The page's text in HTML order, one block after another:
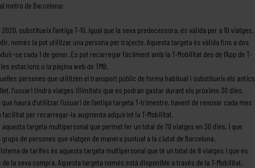
metro de Barcelona:
substitueix l’antiga T-10. Igual que la seva predecessora, és vàlida per a 10 viatges.
només la pot utilitzar una persona per trajecte. Aquesta targeta és vàlida fins a dos
se cada 1 de gener. Es pot recarregar fàcilment amb la T-Mobilitat des de l’App de T-
estacions o la pàgina web de TMB.
persones que utilitzen el transport públic de forma habitual i substitueix els antics
l’usuari tindrà viatges il·limitats que es podran gastar durant els pròxims 30 dies.
haurà d’utilitzar l’usuari de l’antiga targeta T-trimestre, havent de renovar cada mes
facilitat per recarregar-la augmenta adquirint la T-Mobilitat.
targeta multipersonal que permet fer un total de 70 viatges en 30 dies, i que
de persones que viatgen de manera puntual a la ciutat de Barcelona.
de tarifes és aquesta targeta multipersonal que té un total de 8 viatges i que es
la seva compra. Aquesta targeta només està disponible a través de la T-Mobilitat.